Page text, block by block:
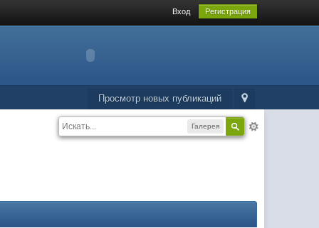
Вход Регистрация
Просмотр новых публикаций
Галерея